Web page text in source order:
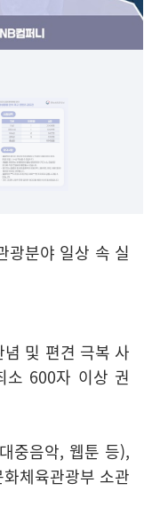
광분야 일상 속 실
및 편견 극복 사
소 600자 이상 권
중음악, 웹툰 등),
체육관광부 소관